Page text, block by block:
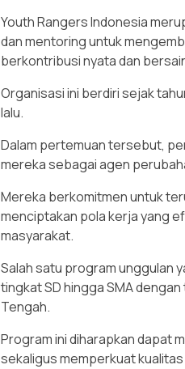
Youth Rangers Indonesia
dan mentoring untuk
berkontribusi nyata dan
Organisasi ini berdiri sejak
lalu.
Dalam pertemuan tersebut,
mereka sebagai agen
Mereka berkomitmen untuk
menciptakan pola kerja yang
masyarakat.
Salah satu program unggulan
tingkat SD hingga SMA
Tengah.
Program ini diharapkan dapat
sekaligus memperkuat